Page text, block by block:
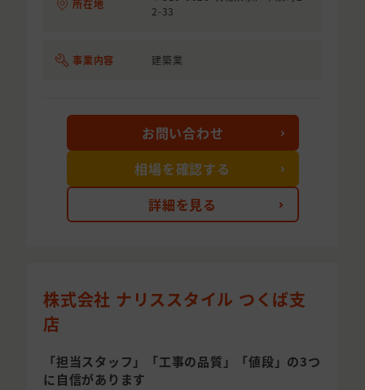
所在地
2-33
事業内容 建築業
詳細を見る
お問い合わせ
相場を確認する
株式会社 ナリススタイル つくば支
店
「担当スタッフ」「工事の品質」「値段」の3つ
に自信があります